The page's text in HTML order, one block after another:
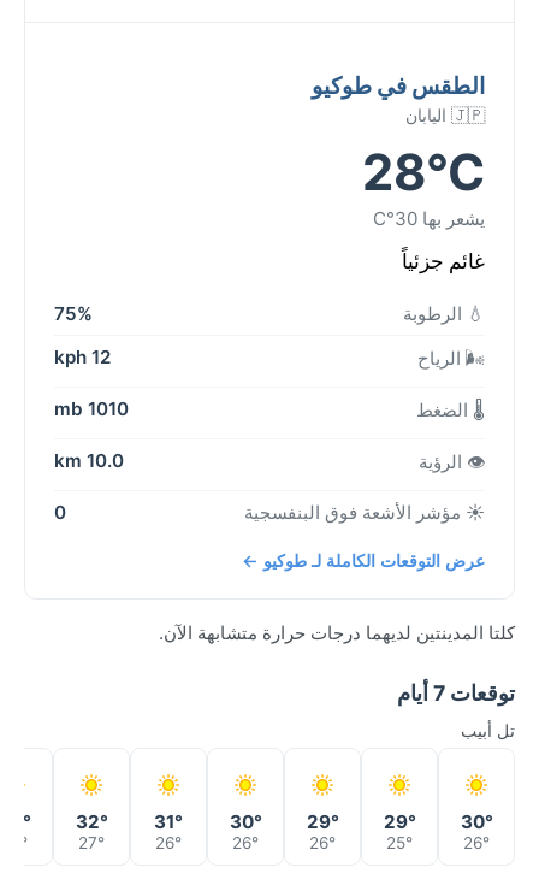
الطقس في طوكيو
🇯🇵 اليابان
28°C
يشعر بها 30°C
غائم جزئياً
💧 الرطوبة
75%
🌬️ الرياح
12 kph
🌡️ الضغط 1010 mb
👁️ الرؤية 10.0 km
☀️ مؤشر الأشعة فوق البنفسجية 0
عرض التوقعات الكاملة لـ طوكيو ←
كلتا المدينتين لديهما درجات حرارة متشابهة الآن.
توقعات 7 أيام
تل أبيب
30°
26°
29°
25°
29°
26°
30°
26°
31°
26°
32°
27°
28°